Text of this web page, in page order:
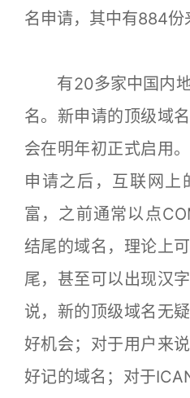
名申请，其中有884份
有20多家中国内地
名。新申请的顶级域
会在明年初正式启用
申请之后，互联网上
富，之前通常以点
结尾的域名，理论上
尾，甚至可以出现汉
说，新的顶级域名无
好机会；对于用户来
好记的域名；对于